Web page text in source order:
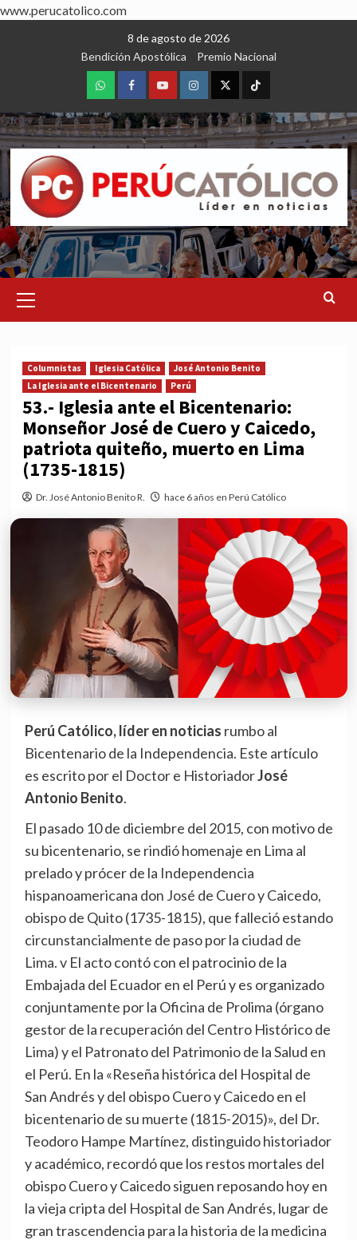
www.perucatolico.com
8 de agosto de 2026
Bendición Apostólica
Premio Nacional
WhatsAppFacebookYoutubeInstagram
X TikTok
Menu
Columnistas Iglesia Católica
José Antonio Benito
La Iglesia ante el Bicentenario
Perú
53.- Iglesia ante el Bicentenario:
Monseñor José de Cuero y Caicedo,
patriota quiteño, muerto en Lima
(1735-1815)
Dr. José Antonio Benito R. hace 6 años en Perú Católico
Perú Católico, líder en noticias rumbo al
Bicentenario de la Independencia. Este artículo
es escrito por el Doctor e HistoriadorJosé
Antonio Benito.
El pasado 10 de diciembre del 2015, con motivo de
su bicentenario, se rindió homenaje en Lima al
prelado y prócer de la Independencia
hispanoamericana don José de Cuero y Caicedo,
obispo de Quito (1735-1815), que falleció estando
circunstancialmente de paso por la ciudad de
Lima. v El acto contó con el patrocinio de la
Embajada del Ecuador en el Perú y es organizado
conjuntamente por la Oficina de Prolima (órgano
gestor de la recuperación del Centro Histórico de
Lima) y el Patronato del Patrimonio de la Salud en
el Perú. En la «Reseña histórica del Hospital de
San Andrés y del obispo Cuero y Caicedo en el
bicentenario de su muerte (1815-2015)», del Dr.
Teodoro Hampe Martínez, distinguido historiador
y académico, recordó que los restos mortales del
obispo Cuero y Caicedo siguen reposando hoy en
la vieja cripta del Hospital de San Andrés, lugar de
gran trascendencia para la historia de la medicina